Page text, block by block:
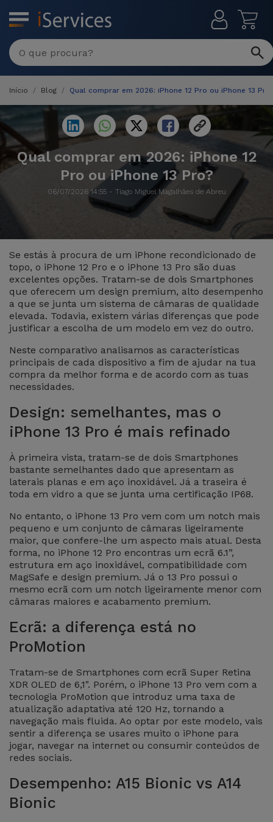
MENU
Reparações
Multimarca
Por
Avaria
iPhone
Watch
Samsung
Xiaomi
Huawei
OnePlus
Google
Dyson
TCL
Outras
Marcas
tudo
iPhones
Recondicionados
MacBooks
Recondicionados
Apple Watch
Recondicionados
Samsung
iMac
Recondicionados
Consolas
Recondicionadas
Ver
tudo
Produtos
Drones
Cabos
Adaptadores
Capas e
Powerbanks
Carregadores
Auriculares
e Colunas
Smartwatches
Correntes
para
Telemóvel
Gadgets
Higiene
e Casa
Carteiras,
Bolsas e
Malas
Localizadores
e Acessórios
Mobilidade,
Auto e
Retomas
Início Blog Qual comprar em 2026: iPhone 12 Pro ou iPhone 13
Qual comprar em 2026: iPhone 12
Pro ou iPhone 13 Pro?
06/07/2026 14:55 - Tiago Miguel Magalhães de Abreu
Se estás à procura de um iPhone recondicionado de
topo, o iPhone 12 Pro e o iPhone 13 Pro são duas
excelentes opções. Tratam-se de dois Smartphones
que oferecem um design premium, alto desempenho
a que se junta um sistema de câmaras de qualidade
elevada. Todavia, existem várias diferenças que pode
justificar a escolha de um modelo em vez do outro.
Neste comparativo analisamos as características
principais de cada dispositivo a fim de ajudar na tua
compra da melhor forma e de acordo com as tuas
necessidades.
Design: semelhantes, mas o
iPhone 13 Pro é mais refinado
À primeira vista, tratam-se de dois Smartphones
bastante semelhantes dado que apresentam as
laterais planas e em aço inoxidável. Já a traseira é
toda em vidro a que se junta uma certificação IP68.
No entanto, o iPhone 13 Pro vem com um notch mais
pequeno e um conjunto de câmaras ligeiramente
maior, que confere-lhe um aspecto mais atual. Desta
forma, no iPhone 12 Pro encontras um ecrã 6.1”,
estrutura em aço inoxidável, compatibilidade com
MagSafe e design premium. Já o 13 Pro possui o
mesmo ecrã com um notch ligeiramente menor com
câmaras maiores e acabamento premium.
Ecrã: a diferença está no
ProMotion
Tratam-se de Smartphones com ecrã Super Retina
XDR OLED de 6,1". Porém, o iPhone 13 Pro vem com a
tecnologia ProMotion que introduz uma taxa de
atualização adaptativa até 120 Hz, tornando a
navegação mais fluida. Ao optar por este modelo, vais
sentir a diferença se usares muito o iPhone para
jogar, navegar na internet ou consumir conteúdos de
redes sociais.
Desempenho: A15 Bionic vs A14
Bionic